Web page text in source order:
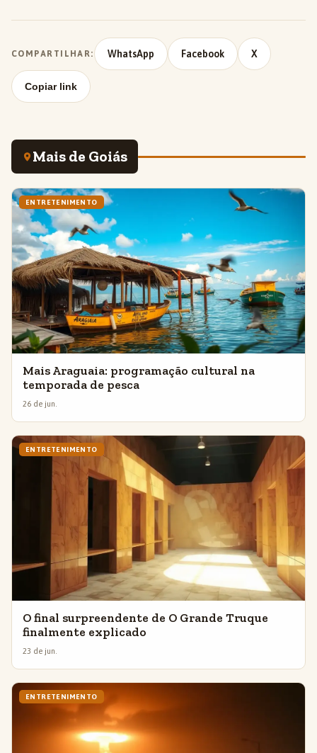
COMPARTILHAR: WhatsApp Facebook X
Copiar link
Mais de Goiás
ENTRETENIMENTO
Mais Araguaia: programação cultural na
temporada de pesca
26 de jun.
ENTRETENIMENTO
O final surpreendente de O Grande Truque
finalmente explicado
23 de jun.
ENTRETENIMENTO